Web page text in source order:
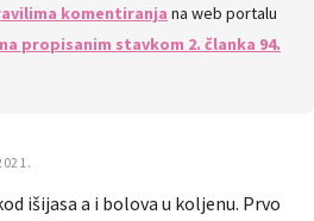
komentiranja na web portalu
propisanim stavkom 2. članka 94.
išijasa a i bolova u koljenu. Prvo